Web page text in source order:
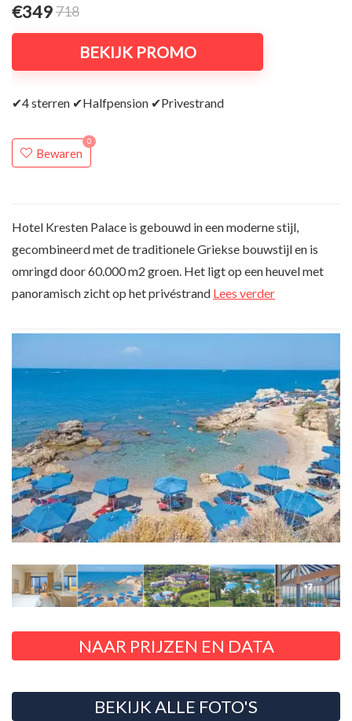
€349718
BEKIJK PROMO
✔4 sterren ✔Halfpension ✔Privestrand
Bewaren
0
Hotel Kresten Palace is gebouwd in een moderne stijl,
gecombineerd met de traditionele Griekse bouwstijl en is
omringd door 60.000 m2 groen. Het ligt op een heuvel met
panoramisch zicht op het privéstrand Lees verder
NAAR PRIJZEN EN DATA
BEKIJK ALLE FOTO'S